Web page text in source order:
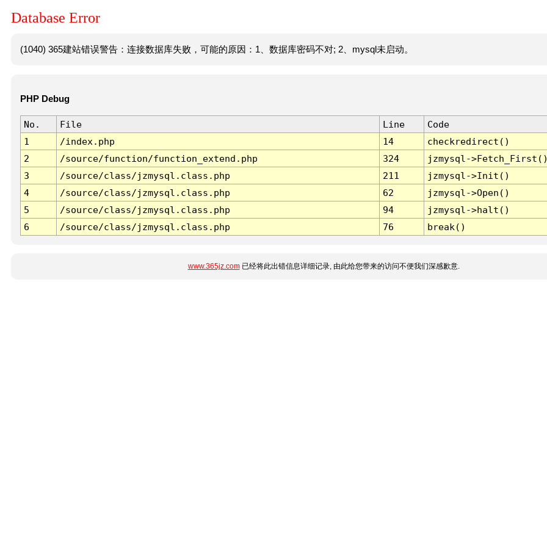
Database Error
(1040) 365建站错误警告：连接数据库失败，可能的原因：1、数据库密码不对; 2、mysql未启动。
PHP Debug
No. File Line
Code
1
/index.php 14
checkredirect()
2
/source/function/function_extend.php 324
jzmysql-
3
/source/class/jzmysql.class.php 211
jzmysql->Init()
4
/source/class/jzmysql.class.php 62
jzmysql->Open()
5
/source/class/jzmysql.class.php 94
jzmysql->halt()
6
/source/class/jzmysql.class.php 76 break()
www.365jz.com已经将此出错信息详细记录, 由此给您带来的访问不便我们深感歉意.